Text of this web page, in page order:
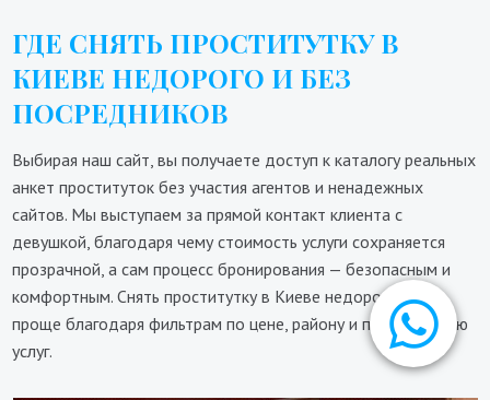
ГДЕ СНЯТЬ ПРОСТИТУТКУ В
КИЕВЕ НЕДОРОГО И БЕЗ
ПОСРЕДНИКОВ
Выбирая наш сайт, вы получаете доступ к каталогу реальных
анкет проституток без участия агентов и ненадежных
сайтов. Мы выступаем за прямой контакт клиента с
девушкой, благодаря чему стоимость услуги сохраняется
прозрачной, а сам процесс бронирования — безопасным и
комфортным. Снять проститутку в Киеве недорого стало
проще благодаря фильтрам по цене, району и предложению
услуг.